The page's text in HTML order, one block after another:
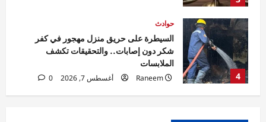
5
حوادث
مقتل مسن بورسعيد.. العثور على رجل مُقيد
اليدين والقدمين داخل منزله والأمن يكثف
التحريات
Raneem
أغسطس 7, 2026 0